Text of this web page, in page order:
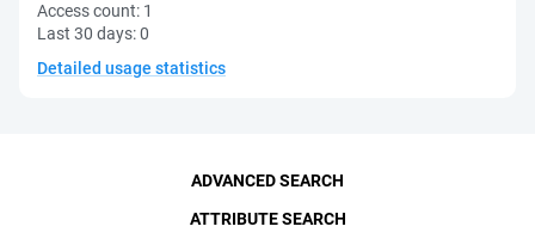
Access count: 1
Last 30 days:0
Detailed usage statistics
ADVANCED SEARCH
ATTRIBUTE SEARCH